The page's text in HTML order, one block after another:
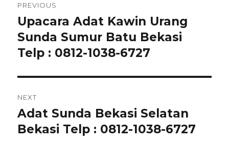
navigation
PREVIOUS
Previous
post:
Upacara Adat Kawin Urang
Sunda Sumur Batu Bekasi
Telp : 0812-1038-6727
NEXT
Next
post:
Adat Sunda Bekasi Selatan
Bekasi Telp : 0812-1038-6727